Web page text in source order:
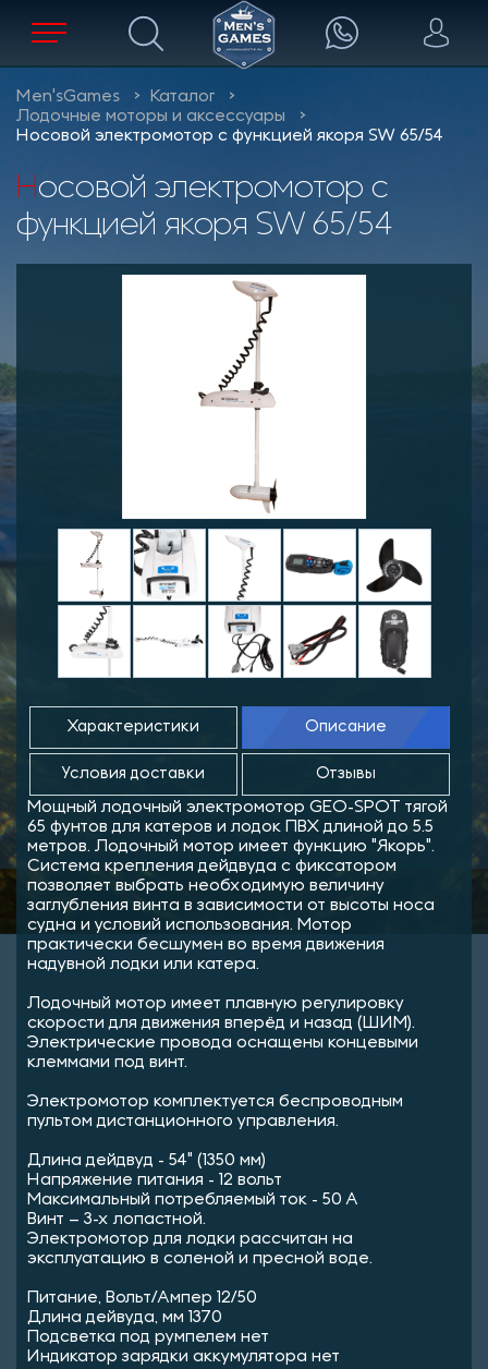
Men'sGames
Каталог
Лодочные моторы и аксессуары
Носовой электромотор с функцией якоря SW 65/54
Носовой электромотор с
функцией якоря SW 65/54
Характеристики Описание
Условия доставки Отзывы
Мощный лодочный электромотор GEO-SPOT тягой
65 фунтов для катеров и лодок ПВХ длиной до 5.5
метров. Лодочный мотор имеет функцию "Якорь".
Система крепления дейдвуда с фиксатором
позволяет выбрать необходимую величину
заглубления винта в зависимости от высоты носа
судна и условий использования. Мотор
практически бесшумен во время движения
надувной лодки или катера.
Лодочный мотор имеет плавную регулировку
скорости для движения вперёд и назад (ШИМ).
Электрические провода оснащены концевыми
клеммами под винт.
Электромотор комплектуется беспроводным
пультом дистанционного управления.
Длина дейдвуд - 54" (1350 мм)
Напряжение питания - 12 вольт
Максимальный потребляемый ток - 50 A
Винт – 3-х лопастной.
Электромотор для лодки рассчитан на
эксплуатацию в соленой и пресной воде.
Питание, Вольт/Ампер 12/50
Длина дейвуда, мм 1370
Подсветка под румпелем нет
Индикатор зарядки аккумулятора нет